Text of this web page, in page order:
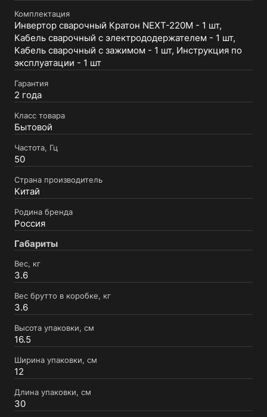
Комплектация
Инвертор сварочный Кратон NEXT-220М - 1 шт,
Кабель сварочный с электрододержателем - 1 шт,
Кабель сварочный с зажимом - 1 шт, Инструкция по
эксплуатации - 1 шт
Гарантия
2 года
Класс товара
Бытовой
Частота, Гц
50
Страна производитель
Китай
Родина бренда
Россия
Габариты
Вес, кг
3.6
Вес брутто в коробке, кг
3.6
Высота упаковки, см
16.5
Ширина упаковки, см
12
Длина упаковки, см
30